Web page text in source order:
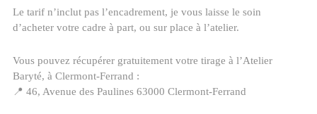
Le tarif n’inclut pas l’encadrement, je vous laisse le soin
d’acheter votre cadre à part, ou sur place à l’atelier.
Vous pouvez récupérer gratuitement votre tirage à l’Atelier
Baryté, à Clermont-Ferrand :
📍 46, Avenue des Paulines 63000 Clermont-Ferrand